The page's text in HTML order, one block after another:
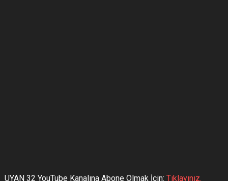
UYAN 32 YouTube Kanalına Abone Olmak İçin: Tıklayınız.